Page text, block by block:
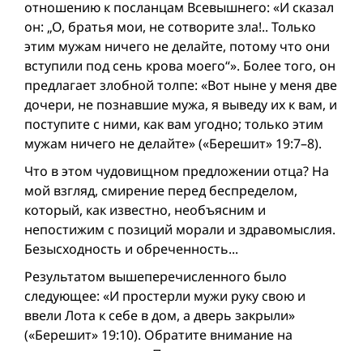
отношению к посланцам Всевышнего: «И сказал
он: „О, братья мои, не сотворите зла!.. Только
этим мужам ничего не делайте, потому что они
вступили под сень крова моего“». Более того, он
предлагает злобной толпе: «Вот ныне у меня две
дочери, не познавшие мужа, я выведу их к вам, и
поступите с ними, как вам угодно; только этим
мужам ничего не делайте» («Берешит» 19:7–8).
Что в этом чудовищном предложении отца? На
мой взгляд, смирение перед беспределом,
который, как известно, необъясним и
непостижим с позиций морали и здравомыслия.
Безысходность и обреченность...
Результатом вышеперечисленного было
следующее: «И простерли мужи руку свою и
ввели Лота к себе в дом, а дверь закрыли»
(«Берешит» 19:10). Обратите внимание на